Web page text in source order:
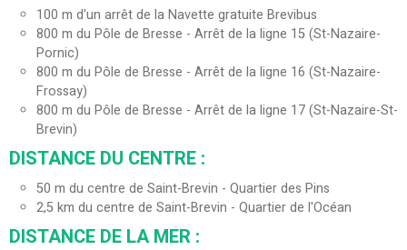
100 m d'un arrêt de la Navette gratuite Brevibus
800 m du Pôle de Bresse - Arrêt de la ligne 15 (St-Nazaire-
Pornic)
800 m du Pôle de Bresse - Arrêt de la ligne 16 (St-Nazaire-
Frossay)
800 m du Pôle de Bresse - Arrêt de la ligne 17 (St-Nazaire-St-
Brevin)
DISTANCE DU CENTRE :
50 m du centre de Saint-Brevin - Quartier des Pins
2,5km du centre de Saint-Brevin - Quartier de l'Océan
DISTANCE DE LA MER :